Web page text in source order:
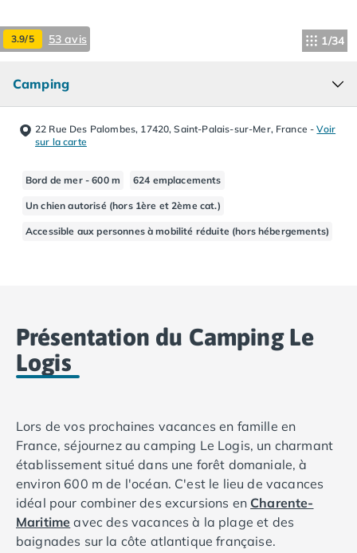
Camping Hossegor
Camping Messanges
Camping Sanguinet
Camping Seignosse
Camping Vieux Boucau les Bains
Camping Pyrénées Atlantiques
Camping Biarritz
Camping Bidart
Camping Saint Jean de Luz
Camping Honfleur
Camping Houlgate
Camping Ouistreham
Camping Bretagne
Camping Côtes d'Armor
Camping Erquy
Camping Saint-Cast-le-Guildo
Camping Finistère
Camping Benodet
Camping Brest
3.9/5 53 avis 1/34
Camping
22 Rue Des Palombes, 17420, Saint-Palais-sur-Mer, France -Voir
sur la carte
Bord de mer - 600 m 624 emplacements
Un chien autorisé (hors 1ère et 2ème cat.)
Accessible aux personnes à mobilité réduite (hors hébergements)
Présentation du Camping Le
Logis
Lors de vos prochaines vacances en famille en
France, séjournez au camping Le Logis, un charmant
établissement situé dans une forêt domaniale, à
environ 600 m de l'océan. C'est le lieu de vacances
idéal pour combiner des excursions en Charente-
Maritime avec des vacances à la plage et des
baignades sur la côte atlantique française.